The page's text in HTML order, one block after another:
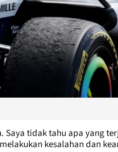
tidak tahu apa yang
kesalahan dan